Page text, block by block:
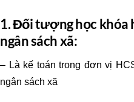
1. Đối tượng học khóa
ngân sách xã:
– Là kế toán trong đơn vị
ngân sách xã